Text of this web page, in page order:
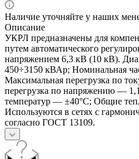
Наличие уточняйте у наших
Описание
УКРЛ предназначены для
путем автоматического
напряжением 6,3 кВ (10 кВ).
450÷3150 кВАр; Номинальная
Максимальная перегрузка по
перегрузка по напряжению —
температур — ±40°С; Общие
Используются в сетях с
согласно ГОСТ 13109.